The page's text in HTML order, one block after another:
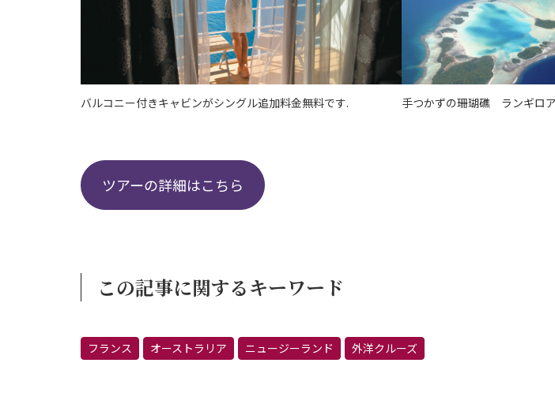
バルコニー付きキャビンがシングル追加料金無料です. 手つかずの珊瑚礁 ランギロ
ツアーの詳細はこちら
この記事に関するキーワード
フランス オーストラリア ニュージーランド 外洋クルーズ